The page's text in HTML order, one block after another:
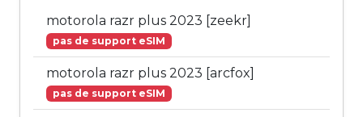
motorola razr plus 2023 [zeekr]
pas de support eSIM
motorola razr plus 2023 [arcfox]
pas de support eSIM